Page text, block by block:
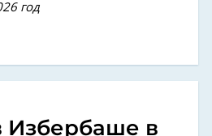
год
Избербаше в